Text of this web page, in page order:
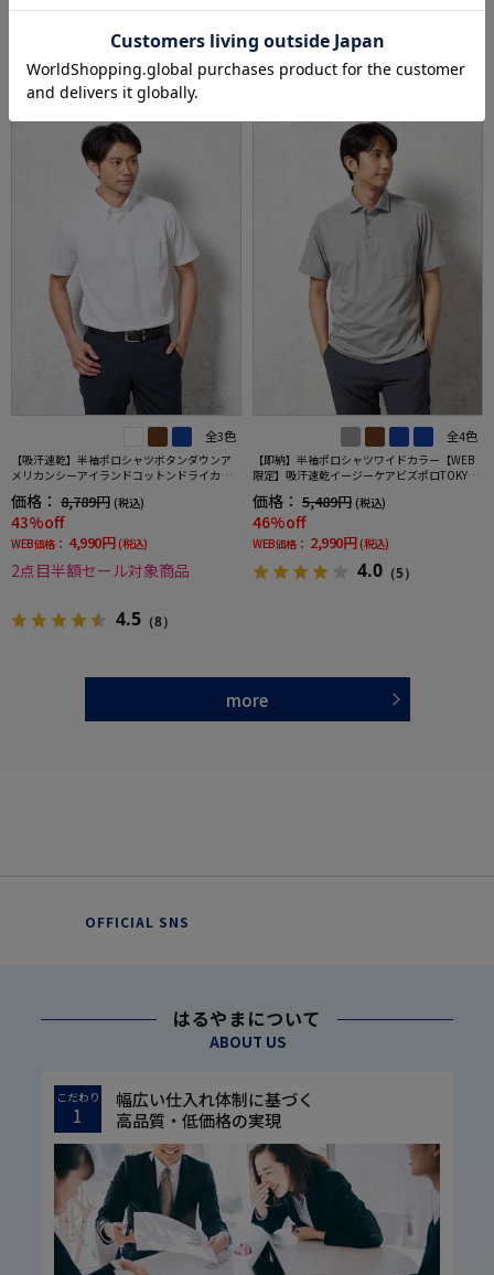
0円OFF対象
0円OFF対象
5.0（2）
SALE OUTLET
全3色
【吸汗速乾】半袖ポロシャツボタンダウンア
メリカンシーアイランドコットンドライカジ
ュアルインナー無地春夏
価格： 8,789円 (税込)
43%off
WEB価格： 4,990円 (税込)
2点目半額セール対象商品
4.5 （8）
全4色
【即納】半袖ポロシャツワイドカラー【WEB
限定】吸汗速乾イージーケアビズポロTOKYOR
UN春夏
価格： 5,489円 (税込)
46%off
WEB価格： 2,990円 (税込)
4.0 （5）
more
OFFICIAL SNS
はるやまについて
ABOUT US
こだわり
1
幅広い仕入れ体制に基づく
高品質・低価格の実現